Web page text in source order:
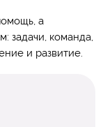
а
задачи, команда,
и развитие.